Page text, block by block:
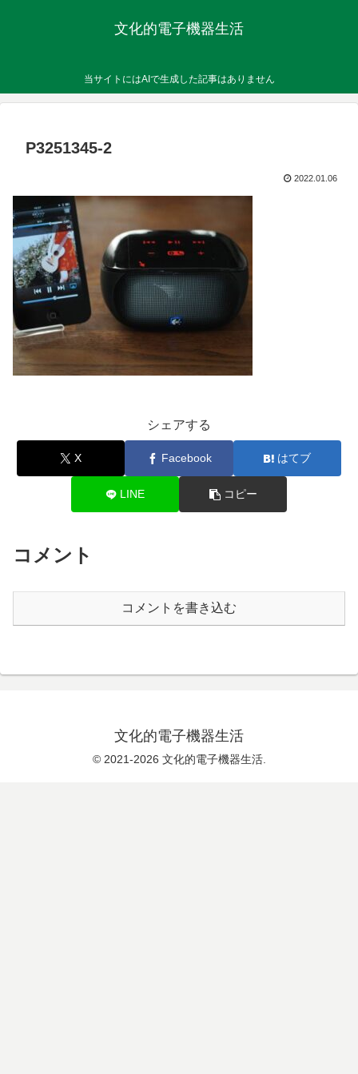
文化的電子機器生活
当サイトにはAIで生成した記事はありません
P3251345-2
2022.01.06
シェアする
X Facebook はてブ
LINE コピー
コメント
コメントを書き込む
文化的電子機器生活
© 2021-2026 文化的電子機器生活.